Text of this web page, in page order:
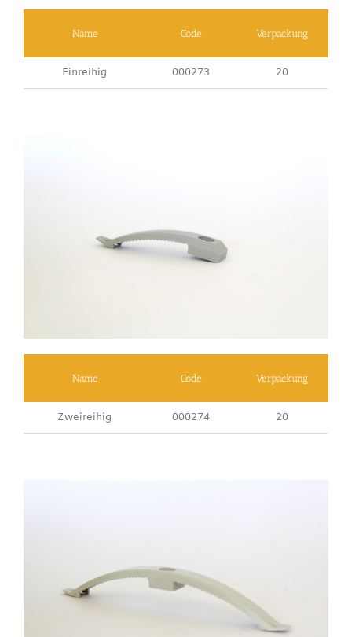
Name Code Verpackung
Einreihig 000273 20
Name Code Verpackung
Zweireihig 000274 20